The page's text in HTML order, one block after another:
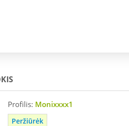
Profilis: Monixxxx1
Peržiūrėk